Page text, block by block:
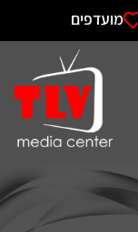
מועדפים